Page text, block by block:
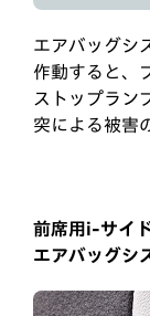
エアバッグシ
作動すると、
ストップラン
突による被害
前席用i-サイ
エアバッグシ